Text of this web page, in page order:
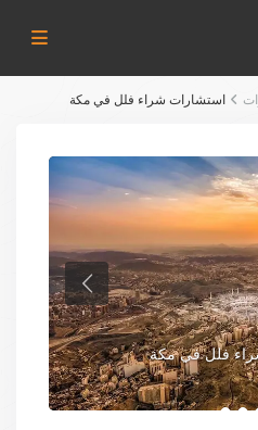
استشارات شراء فلل في مكة
فلل في مكة